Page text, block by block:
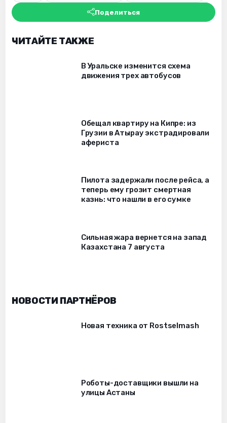
Поделиться
ЧИТАЙТЕ ТАКЖЕ
В Уральске изменится схема
движения трех автобусов
Обещал квартиру на Кипре: из
Грузии в Атырау экстрадировали
афериста
Пилота задержали после рейса, а
теперь ему грозит смертная
казнь: что нашли в его сумке
Сильная жара вернется на запад
Казахстана 7 августа
НОВОСТИ ПАРТНЁРОВ
Новая техника от Rostselmash
Роботы-доставщики вышли на
улицы Астаны